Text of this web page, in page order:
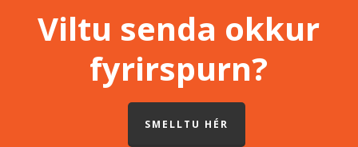
Viltu senda okkur
fyrirspurn?
SMELLTU HÉR